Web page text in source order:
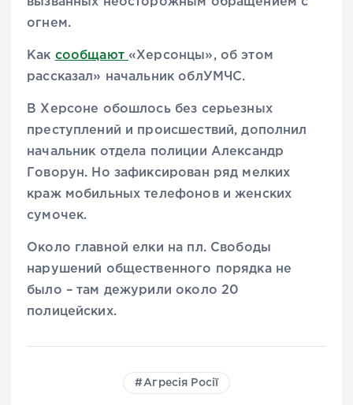
огнем.
Как сообщают«Херсонцы», об этом
рассказал» начальник облУМЧС.
В Херсоне обошлось без серьезных
преступлений и происшествий, дополнил
начальник отдела полиции Александр
Говорун. Но зафиксирован ряд мелких
краж мобильных телефонов и женских
сумочек.
Около главной елки на пл. Свободы
нарушений общественного порядка не
было – там дежурили около 20
полицейских.
Агресія Росії